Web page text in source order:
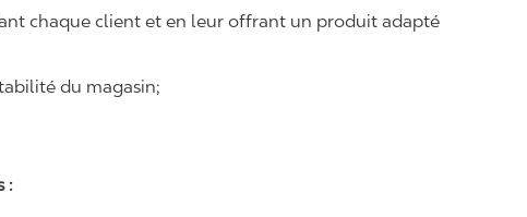
chaque client et en leur offrant un produit adapté
du magasin;
: